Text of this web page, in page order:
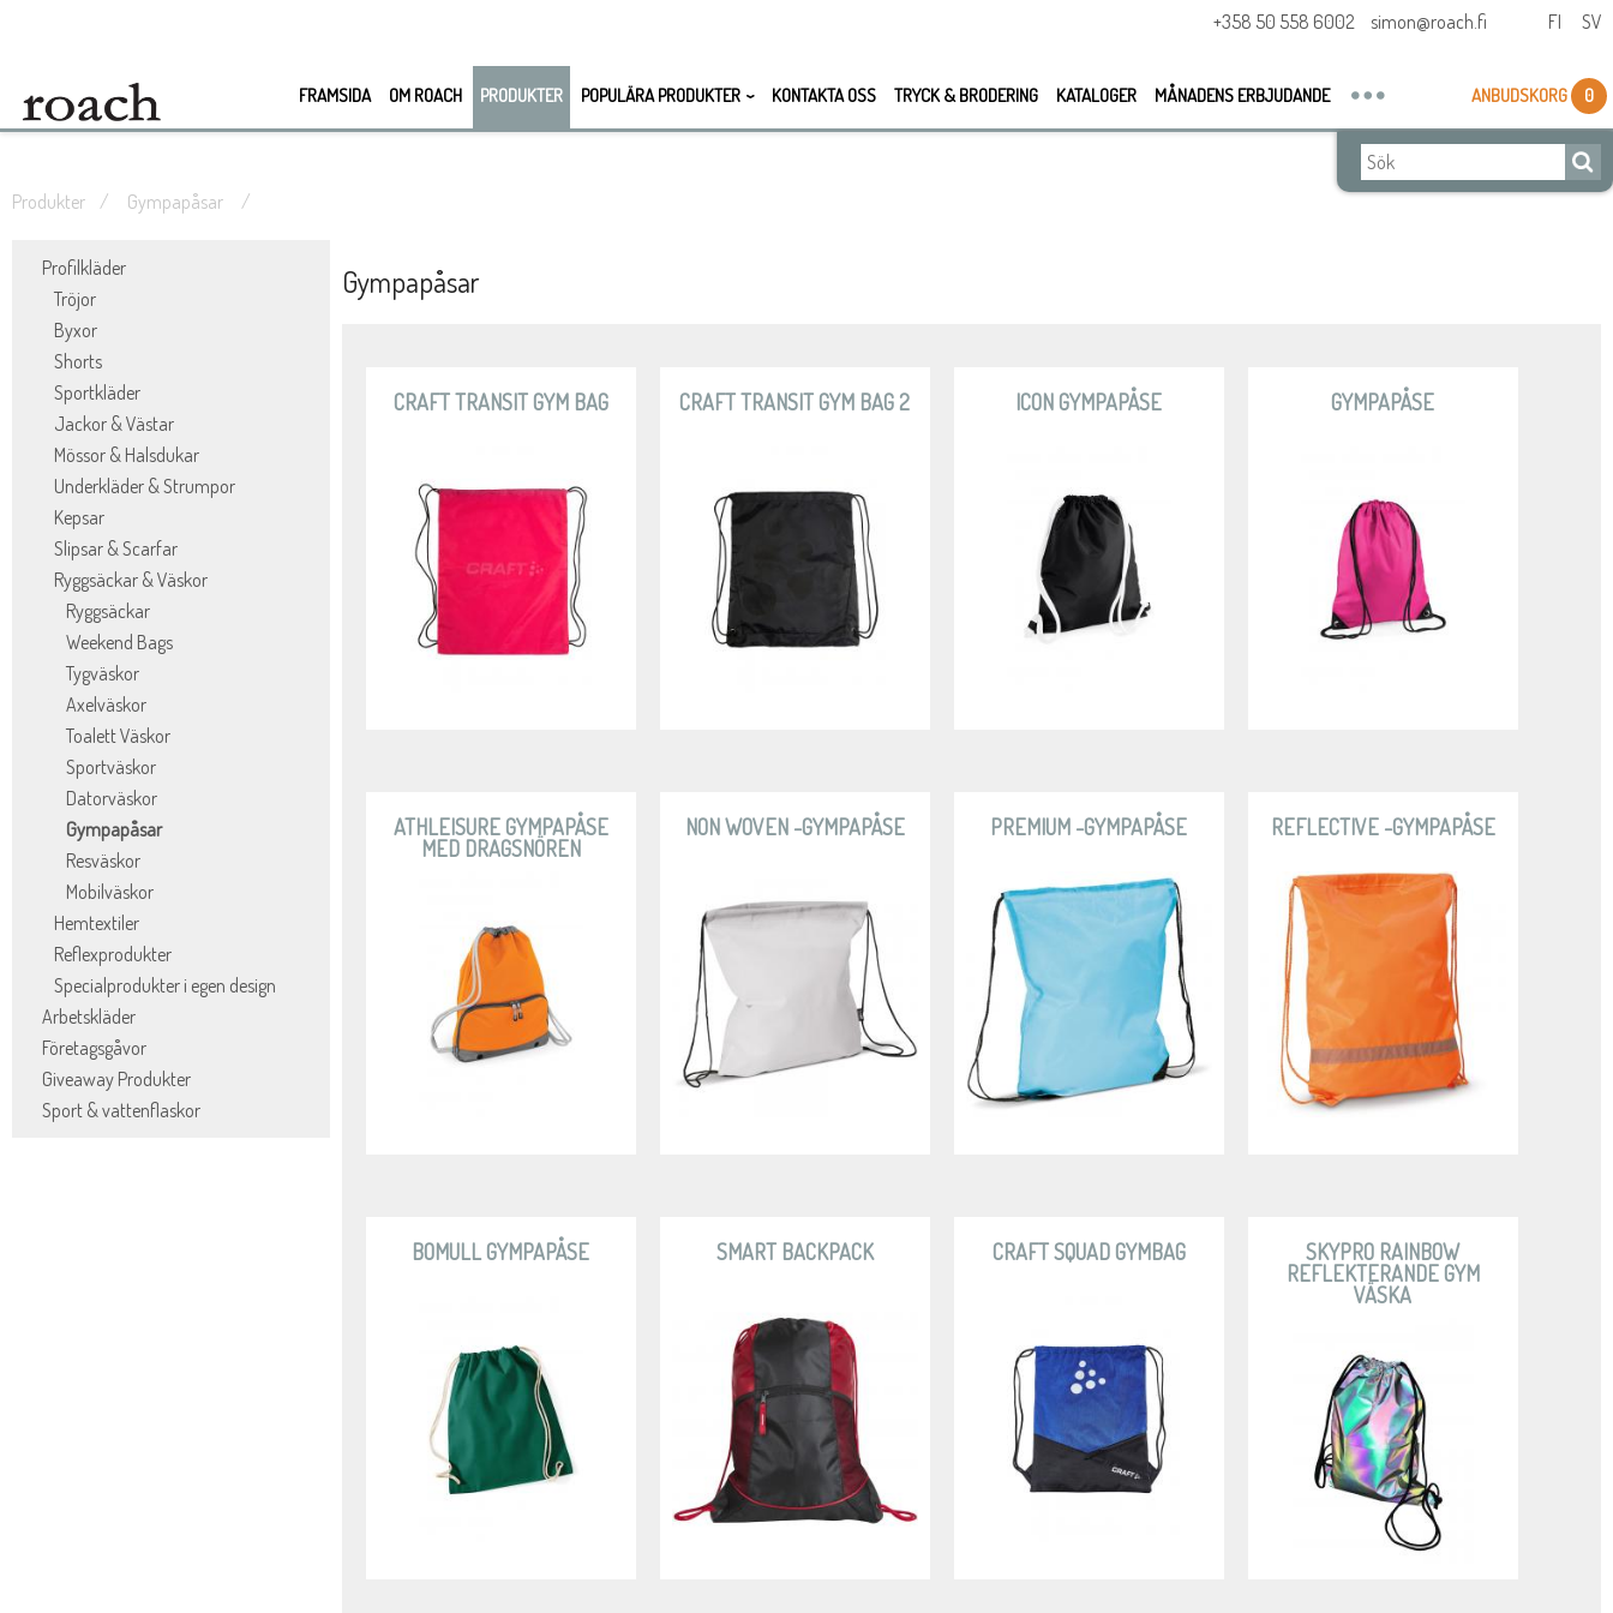
+358 50 558 6002 simon@roach.fi FI SV
FRAMSIDA OM ROACH PRODUKTER POPULÄRA PRODUKTER KONTAKTA OSS TRYCK & BRODERING KATALOGER MÅNADENS ERBJUDANDE ANBUDSKORG 0
Produkter Gympapåsar
Profilkläder
Tröjor
Byxor
Shorts
Sportkläder
Jackor & Västar
Mössor & Halsdukar
Underkläder & Strumpor
Kepsar
Slipsar & Scarfar
Ryggsäckar & Väskor
Ryggsäckar
Weekend Bags
Tygväskor
Axelväskor
Toalett Väskor
Sportväskor
Datorväskor
Gympapåsar
Resväskor
Mobilväskor
Hemtextiler
Reflexprodukter
Specialprodukter i egen design
Arbetskläder
Företagsgåvor
Giveaway Produkter
Sport & vattenflaskor
Gympapåsar
CRAFT TRANSIT GYM BAG CRAFT TRANSIT GYM BAG 2 ICON GYMPAPÅSE GYMPAPÅSE
ATHLEISURE GYMPAPÅSE
MED DRAGSNÖREN
NON WOVEN -GYMPAPÅSE PREMIUM -GYMPAPÅSE REFLECTIVE -GYMPAPÅSE
BOMULL GYMPAPÅSE SMART BACKPACK CRAFT SQUAD GYMBAG
SKYPRO RAINBOW
REFLEKTERANDE GYM
VÄSKA